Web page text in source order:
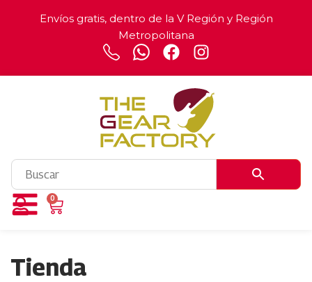
Envíos gratis, dentro de la V Región y Región
Metropolitana
0
Tienda